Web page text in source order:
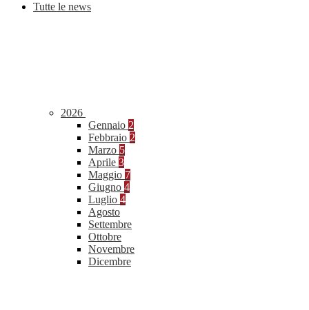
Tutte le news
2026
Gennaio 2
Febbraio 2
Marzo 5
Aprile 3
Maggio 7
Giugno 4
Luglio 4
Agosto
Settembre
Ottobre
Novembre
Dicembre